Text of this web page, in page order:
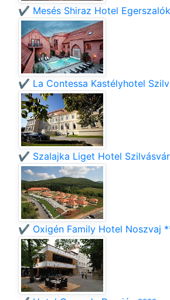
✔️ Mesés Shiraz Hotel
✔️ La Contessa Kastélyhotel
✔️ Szalajka Liget Hotel
✔️ Oxigén Family Hotel Noszvaj